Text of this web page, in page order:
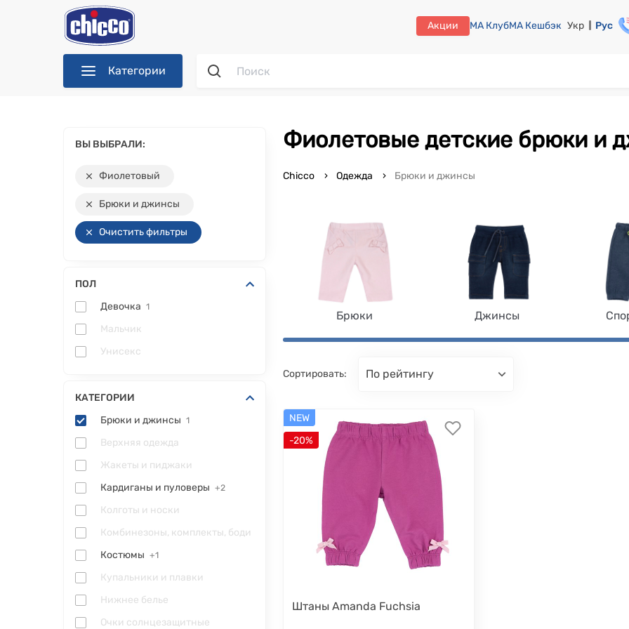
Акции МА КлубМА Кешбэк Укр Рус
Категории
ВЫ ВЫБРАЛИ:
Фиолетовый
Брюки и джинсы
Очистить фильтры
ПОЛ
Девочка 1
Мальчик
Унисекс
КАТЕГОРИИ
Брюки и джинсы 1
Верхняя одежда
Жакеты и пиджаки
Кардиганы и пуловеры +2
Колготы и носки
Комбинезоны, комплекты, боди
Костюмы +1
Купальники и плавки
Нижнее белье
Очки солнцезащитные
Фиолетовые детские брюки и
Chicco Одежда Брюки и джинсы
Брюки Джинсы
Сортировать: по рейтингу
NEW
-20%
Штаны Amanda Fuchsia